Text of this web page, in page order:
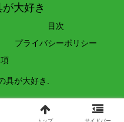
大好き
目次
プライバシーポリシー
具が大好き.
トップ サイドバー
商取引法に基づく表記